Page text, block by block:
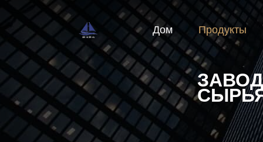
Дом Продукты